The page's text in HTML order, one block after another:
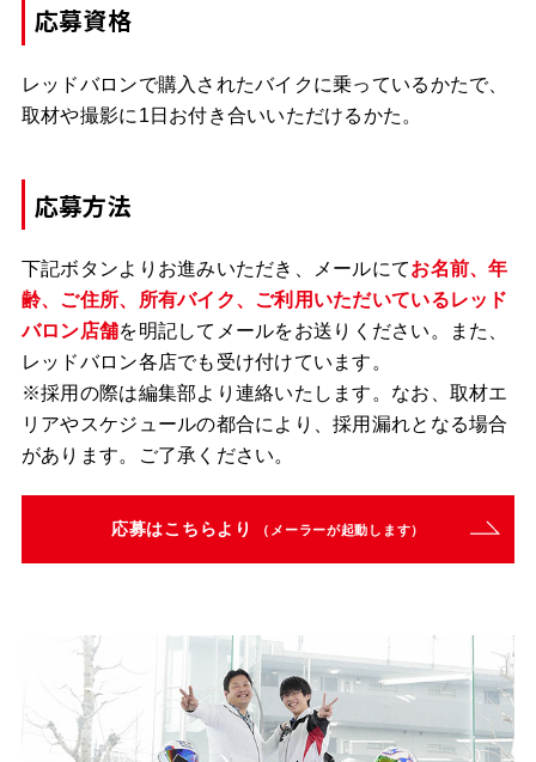
応募資格
レッドバロンで購入されたバイクに乗っているかたで、
取材や撮影に1日お付き合いいただけるかた。
応募方法
下記ボタンよりお進みいただき、メールにてお名前、年
齢、ご住所、所有バイク、ご利用いただいているレッド
バロン店舗を明記してメールをお送りください。また、
レッドバロン各店でも受け付けています。
※採用の際は編集部より連絡いたします。なお、取材エ
リアやスケジュールの都合により、採用漏れとなる場合
があります。ご了承ください。
応募はこちらより （メーラーが起動します）